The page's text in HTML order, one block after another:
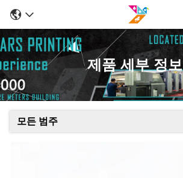
제품 세부 정보
모든 범주